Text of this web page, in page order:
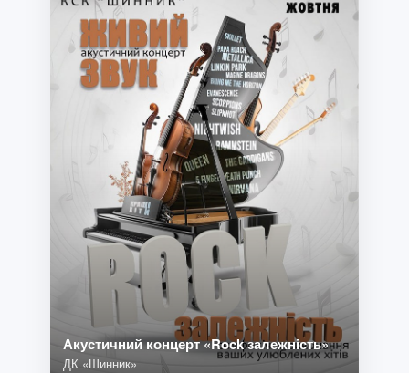
Акустичний концерт «Rock залежність»
ДК «Шинник»